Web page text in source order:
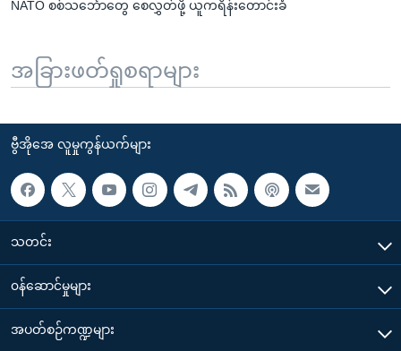
NATO စစ်သင်္ဘောတွေ စေလွှတ်ဖို့ ယူကရိန်းတောင်းခံ
အခြားဖတ်ရှုစရာများ
ဗွီအိုအေ လူမှုကွန်ယက်များ
သတင်း
၀န်ဆောင်မှုများ
အပတ်စဉ်ကဏ္ဍများ